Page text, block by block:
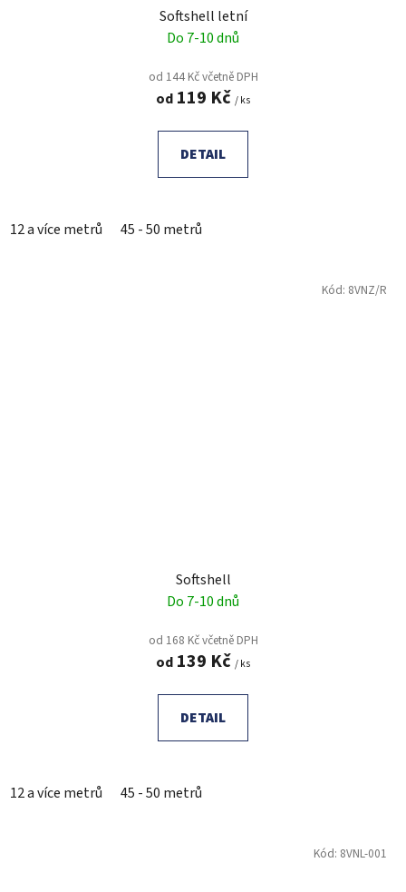
Softshell letní
Do 7-10 dnů
od 144 Kč včetně DPH
od 119 Kč / ks
DETAIL
12 a více metrů 45 - 50 metrů
Softshell
Do 7-10 dnů
od 168 Kč včetně DPH
od 139 Kč / ks
DETAIL
12 a více metrů 45 - 50 metrů
Kód: 8VNZ/R
Kód: 8VNL-001